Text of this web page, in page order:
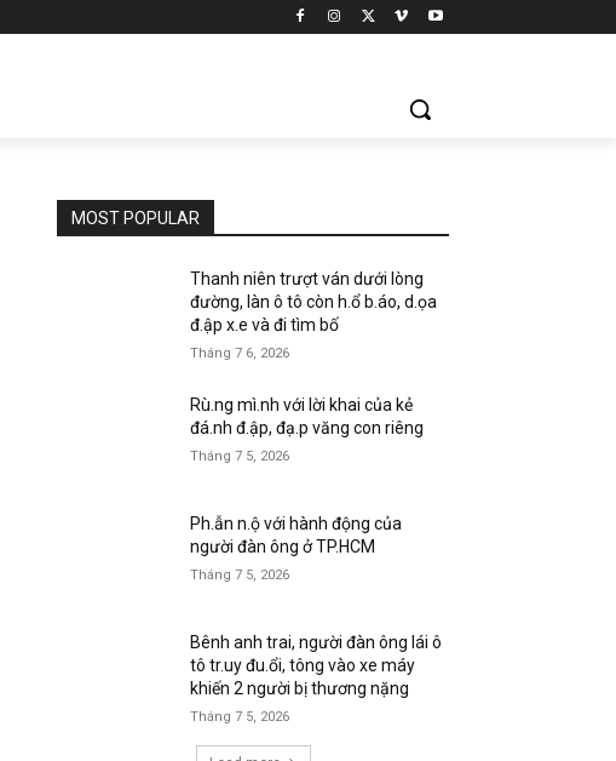
MOST POPULAR
Thanh niên trượt ván dưới lòng
đường, làn ô tô còn h.ổ b.áo, d.ọa
đ.ập x.e và đi tìm bố
Tháng 7 6, 2026
Rù.ng mì.nh với lời khai của kẻ
đá.nh đ.ập, đạ.p văng con riêng
Tháng 7 5, 2026
Ph.ẫn n.ộ với hành động của
người đàn ông ở TP.HCM
Tháng 7 5, 2026
Bênh anh trai, người đàn ông lái ô
tô tr.uy đu.ổi, tông vào xe máy
khiến 2 người bị thương nặng
Tháng 7 5, 2026